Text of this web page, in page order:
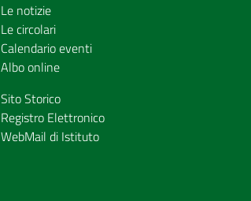
Le notizie
Le circolari
Calendario eventi
Albo online
Sito Storico
Registro Elettronico
WebMail di Istituto